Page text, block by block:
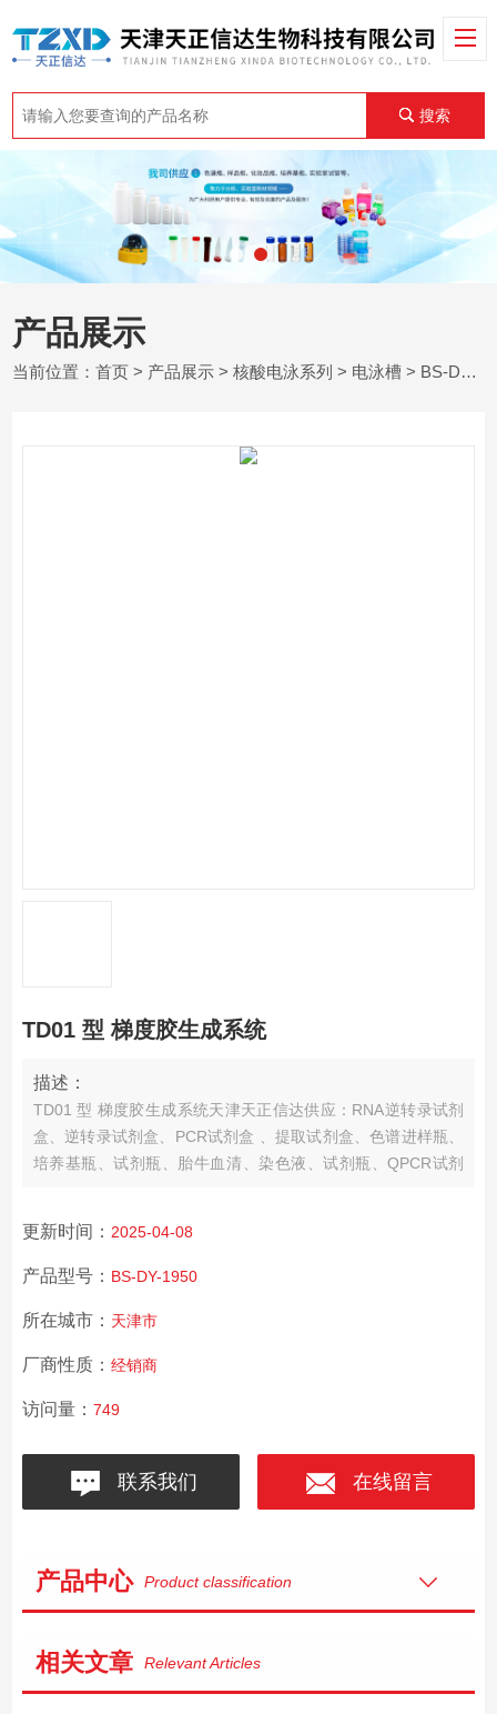
搜索
产品展示
当前位置：首页 > 产品展示 >核酸电泳系列 > 电泳槽 > BS-DY-1950TD01 型 梯度胶生成系统
TD01 型 梯度胶生成系统
描述：
TD01 型 梯度胶生成系统天津天正信达供应：RNA逆转录试剂
盒、逆转录试剂盒、PCR试剂盒 、提取试剂盒、色谱进样瓶、
培养基瓶、试剂瓶、胎牛血清、染色液、试剂瓶、QPCR试剂
更新时间： 2025-04-08
产品型号： BS-DY-1950
所在城市： 天津市
厂商性质： 经销商
访问量： 749
联系我们 在线留言
产品中心 Product classification
相关文章 Relevant Articles